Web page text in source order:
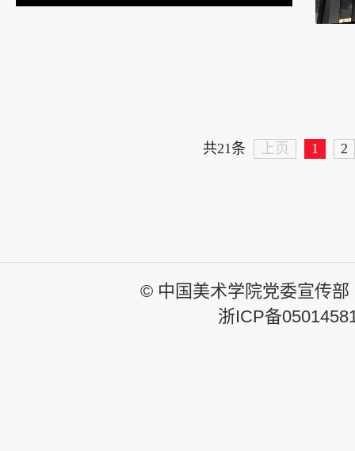
共21条 上页 1 2
© 中国美术学院党委宣传
浙ICP备